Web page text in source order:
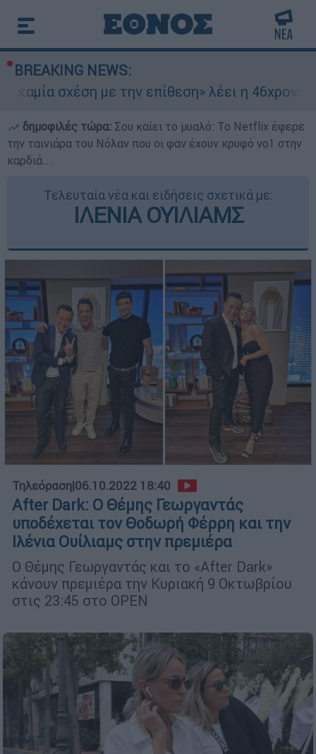
BREAKING NEWS:
με την επίθεση» λέει η 46χρονη - Τι
δημοφιλές τώρα: Σου καίει το μυαλό: Το Netflix έφερε
την ταινιάρα του Νόλαν που οι φαν έχουν κρυφό νο1 στην
καρδιά...
Τελευταία νέα και ειδήσεις σχετικά με:
ΙΛΕΝΙΑ ΟΥΙΛΙΑΜΣ
Τηλεόραση|06.10.2022 18:40
After Dark: Ο Θέμης Γεωργαντάς
υποδέχεται τον Θοδωρή Φέρρη και την
Ιλένια Ουίλιαμς στην πρεμιέρα
Ο Θέμης Γεωργαντάς και το «After Dark»
κάνουν πρεμιέρα την Κυριακή 9 Οκτωβρίου
στις 23:45 στο OPEN